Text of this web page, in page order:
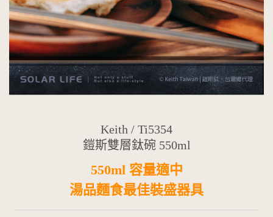
Keith / Ti5354
鎧斯雙層鈦碗 550ml
550ml 容量適中
湯品麵食最佳裝盛器具